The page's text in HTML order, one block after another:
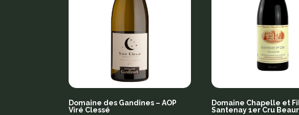
Domaine des Gandines – AOP
Viré Clessé
Domaine Chapelle et
Santenay 1er Cru